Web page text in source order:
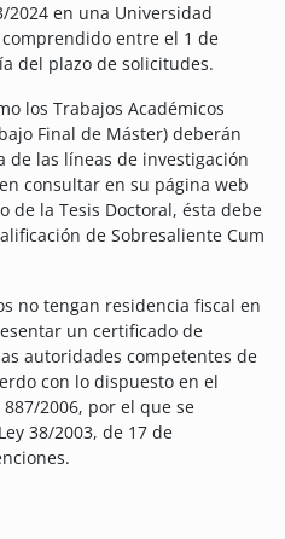
2024 en una Universidad
entre el 1 de
del plazo de solicitudes.
los Trabajos Académicos
Final de Máster) deberán
de las líneas de investigación
consultar en su página web
de la Tesis Doctoral, ésta debe
de Sobresaliente Cum
no tengan residencia fiscal en
un certificado de
autoridades competentes de
con lo dispuesto en el
2006, por el que se
38/2003, de 17 de